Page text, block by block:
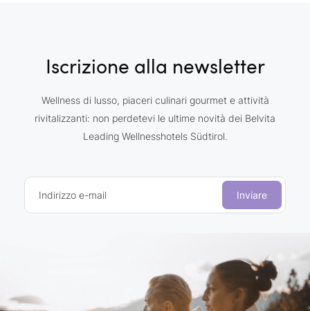
Iscrizione alla newsletter
Wellness di lusso, piaceri culinari gourmet e attività
rivitalizzanti: non perdetevi le ultime novità dei Belvita
Leading Wellnesshotels Südtirol.
Indirizzo e-mail Inviare